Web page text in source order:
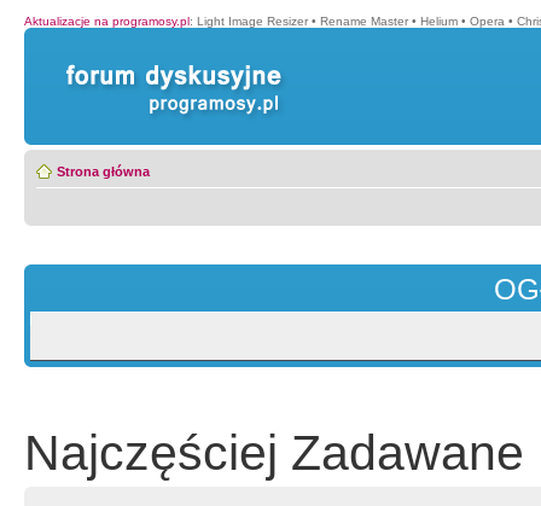
Aktualizacje na programosy.pl: Light Image Resizer • Rename Master • Helium • Opera •
Strona główna
Najczęściej Zadawane